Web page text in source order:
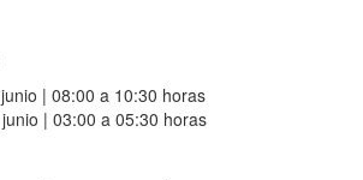
| 08:00 a 10:30 horas
| 03:00 a 05:30 horas